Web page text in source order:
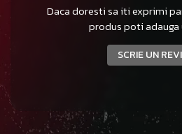
Daca doresti sa iti exprimi
produs poti adauga
SCRIE UN